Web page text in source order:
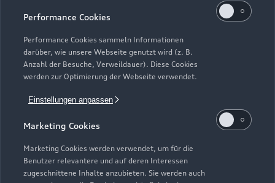
Performance Cookies
Performance Cookies sammeln Informationen
darüber, wie unsere Webseite genutzt wird (z. B.
Anzahl der Besuche, Verweildauer). Diese Cookies
werden zur Optimierung der Webseite verwendet.
Einstellungen anpassen
Marketing Cookies
Marketing Cookies werden verwendet, um für die
Benutzer relevantere und auf deren Interessen
zugeschnittene Inhalte anzubieten. Sie werden auch
Elektromodelle
Plug-in-Hybride
Neuwagensuche
Gebrauchtwagensuche
Geschäftskunden
Service & Zubehör
Saisonale Angebote
Audi Services
Garantie
Audi digital services
myAudi
Support
Audi Code
Über Audi
Unternehmen
Karriere